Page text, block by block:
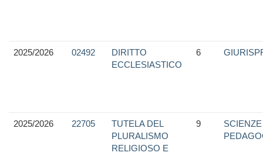
2025/2026 02492
DIRITTO
ECCLESIASTICO
6
2025/2026 22705
TUTELA DEL
PLURALISMO
RELIGIOSO E
9
SCIENZE